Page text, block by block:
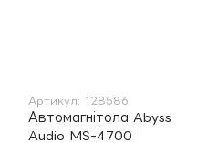
Артикул: 128586
Автомагнітола Abyss
Audio MS-4700